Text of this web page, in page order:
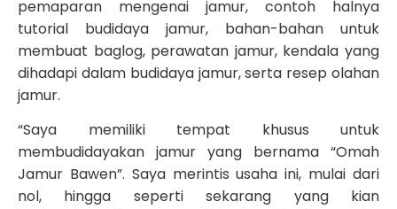
pemaparan mengenai jamur, contoh halnya
tutorial budidaya jamur, bahan-bahan untuk
membuat baglog, perawatan jamur, kendala yang
dihadapi dalam budidaya jamur, serta resep olahan
jamur.
“Saya memiliki tempat khusus untuk
membudidayakan jamur yang bernama “Omah
Jamur Bawen”. Saya merintis usaha ini, mulai dari
nol, hingga seperti sekarang yang kian